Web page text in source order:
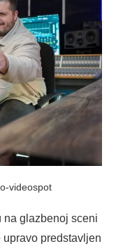
videospot
na glazbenoj sceni
upravo predstavljen